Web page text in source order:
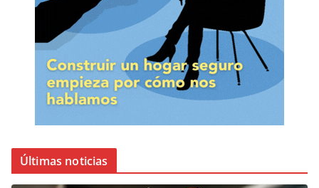
Últimas noticias